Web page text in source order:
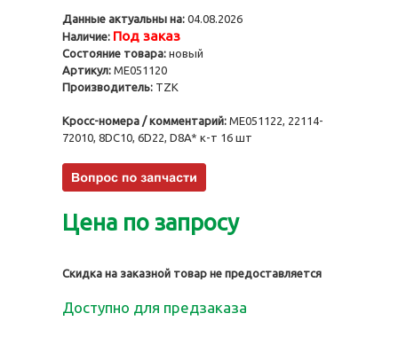
Данные актуальны на: 04.08.2026
Наличие: Под заказ
Состояние товара: новый
Артикул: ME051120
Производитель: TZK
Кросс-номера / комментарий: ME051122, 22114-
72010, 8DC10, 6D22, D8A* к-т 16 шт
Цена по запросу
Скидка на заказной товар не предоставляется
Доступно для предзаказа